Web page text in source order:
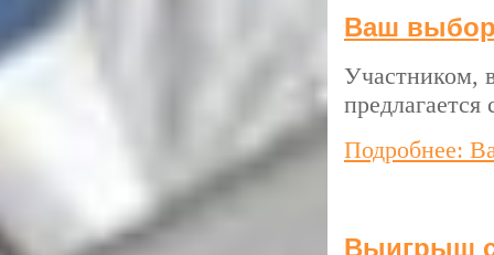
Ваш выбор
Участником,
Подробнее:
Выигрыш с